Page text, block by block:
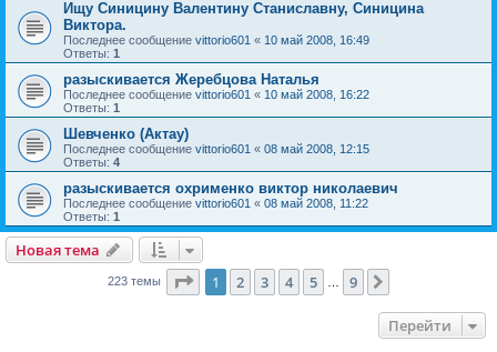
Ищу Синицину Валентину Станиславну, Синицина
Виктора.
Последнее сообщение vittorio601 « 10 май 2008, 16:49
Ответы: 1
разыскивается Жеребцова Наталья
Последнее сообщение vittorio601 « 10 май 2008, 16:22
Ответы: 1
Шевченко (Актау)
Последнее сообщение vittorio601 « 08 май 2008, 12:15
Ответы: 4
разыскивается охрименко виктор николаевич
Последнее сообщение vittorio601 « 08 май 2008, 11:22
Ответы: 1
Новая тема
223 темы Страница из
1 2 3 4 5 9
Перейти